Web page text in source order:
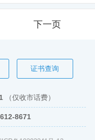
下一页
证书查询
（仅收市话费）
8671